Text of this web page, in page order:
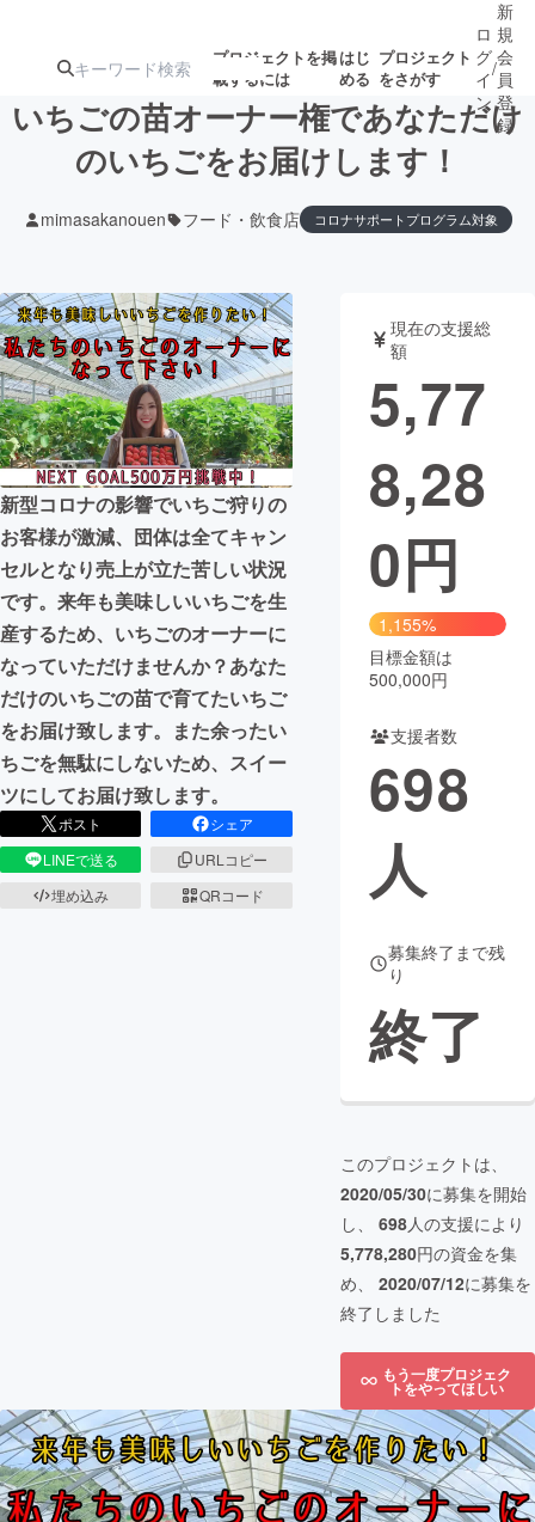
プロジェクトを掲
載するには
はじ
める
プロジェクト
をさがす
ジェクト
ターン
ジェクト
募集終了が近いプ
ロジェクト
もうすぐ公開
されます
アート・写真 音楽
テクノロジー・ガジェット ゲーム・サ
映像・映画
ビジネス・起業
まちづくり・地域活性化
CAMPFIRE for Social Good
CAMPFIRE Creation
CAMPFIREふるさと納税machi-ya コミュニティ
ロ
グ
イ
ン
/
新
規
会
員
登
録
いちごの苗オーナー権であなただけ
のいちごをお届けします！
mimasakanouen フード・飲食店 コロナサポートプログラム対象
新型コロナの影響でいちご狩りの
お客様が激減、団体は全てキャン
セルとなり売上が立た苦しい状況
です。来年も美味しいいちごを生
産するため、いちごのオーナーに
なっていただけませんか？あなた
だけのいちごの苗で育てたいちご
をお届け致します。また余ったい
ちごを無駄にしないため、スイー
ツにしてお届け致します。
ポスト
シェア
LINEで送る
URLコピー
埋め込み
QRコード
現在の支援総
額
5,77
8,28
0円
1,155%
目標金額は
500,000円
支援者数
698
人
募集終了まで残
り
終了
このプロジェクトは、
2020/05/30に募集を開始
し、 698人の支援により
5,778,280円の資金を集
め、 2020/07/12に募集を
終了しました
もう一度プロジェク
トをやってほしい